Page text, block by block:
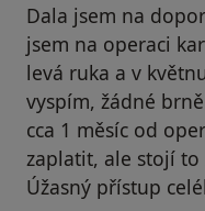
Dala jsem na
jsem na operaci
levá ruka a v
vyspím, žádné
cca 1 měsíc od
zaplatit, ale stojí
Úžasný přístup